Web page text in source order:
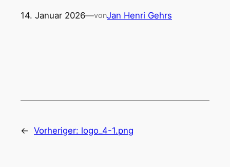
14. Januar 2026—vonJan Henri Gehrs
← Vorheriger: logo_4-1.png